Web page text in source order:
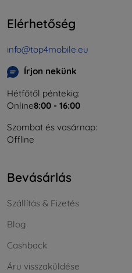
Elérhetőség
info@top4mobile.eu
Írjon nekünk
Hétfőtől péntekig:
Online8:00 - 16:00
Szombat és vasárnap:
Offline
Bevásárlás
Szállítás & Fizetés
Blog
Cashback
Áru visszaküldése